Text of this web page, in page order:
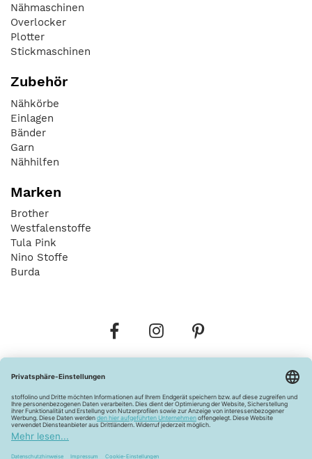
Nähmaschinen
Overlocker
Plotter
Stickmaschinen
Zubehör
Nähkörbe
Einlagen
Bänder
Garn
Nähhilfen
Marken
Brother
Westfalenstoffe
Tula Pink
Nino Stoffe
Burda
Widerrufsbelehrung Vertrag widerrufen
Barrierefreiheitserklärung